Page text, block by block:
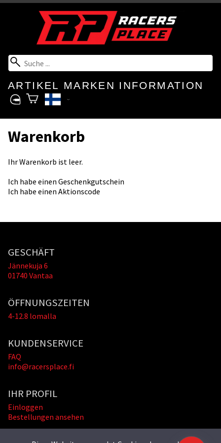
ARTIKEL MARKEN INFORMATION
Warenkorb
Ihr Warenkorb ist leer.
Ich habe einen Geschenkgutschein
Ich habe einen Aktionscode
GESCHÄFT
Jännekuja 6
01740 Vantaa
ÖFFNUNGSZEITEN
4-12.8 lomalla
KUNDENSERVICE
FAQ
info@racersplace.fi
IHR PROFIL
Einloggen
Bestellungen ansehen